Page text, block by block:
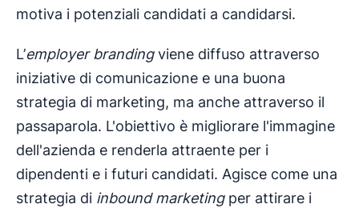
motiva i potenziali candidati a candidarsi.
L’employer brandingviene diffuso attraverso
iniziative di comunicazione e una buona
strategia di marketing, ma anche attraverso il
passaparola. L'obiettivo è migliorare l'immagine
dell'azienda e renderla attraente per i
dipendenti e i futuri candidati. Agisce come una
strategia di inbound marketingper attirare i